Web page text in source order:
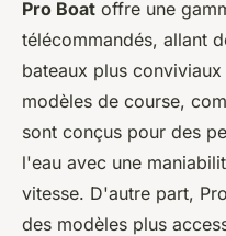
Pro Boat offre une
télécommandés, allant
bateaux plus
modèles de course,
sont conçus pour des
l'eau avec une
vitesse. D'autre part,
des modèles plus